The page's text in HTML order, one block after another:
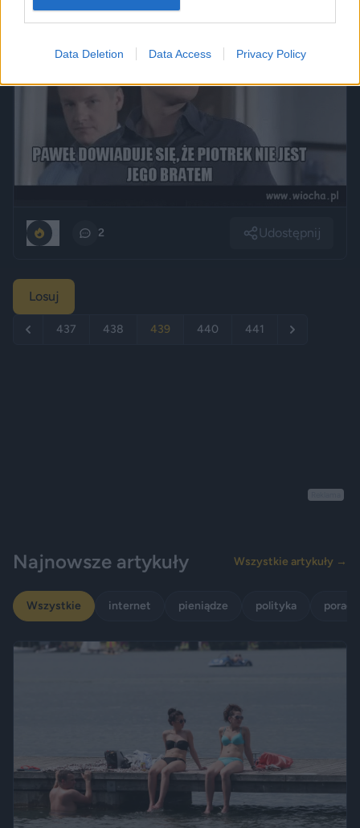
Data Deletion Data Access Privacy Policy
2 Udostępnij
Losuj
437 438 439 440 441
Najnowsze artykuły Wszystkie artykuły →
Wszystkie internet pieniądze polityka porady